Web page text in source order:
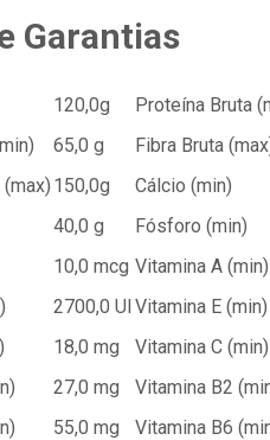
Garantias
120,0g Proteína Bruta
65,0 g Fibra Bruta
150,0g Cálcio (min)
40,0 g Fósforo (min)
10,0 mcg Vitamina A (min)
2700,0 UI Vitamina E (min)
18,0 mg Vitamina C (min)
27,0 mg Vitamina B2
55,0 mg Vitamina B6